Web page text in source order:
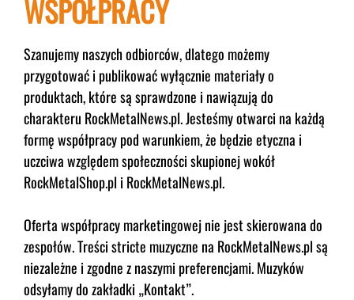
WSPÓŁPRACY
Szanujemy naszych odbiorców, dlatego możemy
przygotować i publikować wyłącznie materiały o
produktach, które są sprawdzone i nawiązują do
charakteru RockMetalNews.pl. Jesteśmy otwarci na każdą
formę współpracy pod warunkiem, że będzie etyczna i
uczciwa względem społeczności skupionej wokół
RockMetalShop.pl i RockMetalNews.pl.
Oferta współpracy marketingowej nie jest skierowana do
zespołów. Treści stricte muzyczne na RockMetalNews.pl są
niezależne i zgodne z naszymi preferencjami. Muzyków
odsyłamy do zakładki „Kontakt”.